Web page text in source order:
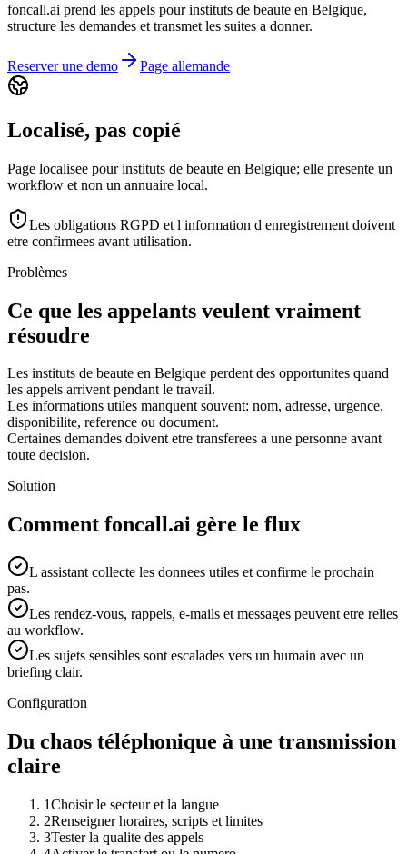
foncall.ai prend les appels pour instituts de beaute en Belgique,
structure les demandes et transmet les suites a donner.
Reserver une demo Page allemande
Localisé, pas copié
Page localisee pour instituts de beaute en Belgique; elle presente un
workflow et non un annuaire local.
Les obligations RGPD et l information d enregistrement doivent
etre confirmees avant utilisation.
Problèmes
Ce que les appelants veulent vraiment
résoudre
Les instituts de beaute en Belgique perdent des opportunites quand
les appels arrivent pendant le travail.
Les informations utiles manquent souvent: nom, adresse, urgence,
disponibilite, reference ou document.
Certaines demandes doivent etre transferees a une personne avant
toute decision.
Solution
Comment foncall.ai gère le flux
L assistant collecte les donnees utiles et confirme le prochain
pas.
Les rendez-vous, rappels, e-mails et messages peuvent etre relies
au workflow.
Les sujets sensibles sont escalades vers un humain avec un
briefing clair.
Configuration
Du chaos téléphonique à une transmission
claire
1Choisir le secteur et la langue
2Renseigner horaires, scripts et limites
3Tester la qualite des appels